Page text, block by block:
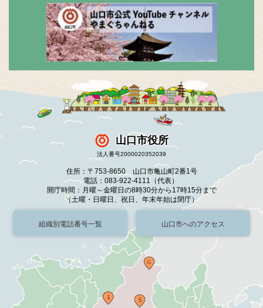
山口市役所
法人番号2000020352039
住所：〒753-8650 山口市亀山町2番1号
電話：083-922-4111（代表）
開庁時間：月曜～金曜日の8時30分から17時15分まで
（土曜・日曜日、祝日、年末年始は閉庁）
組織別電話番号一覧 山口市へのアクセス